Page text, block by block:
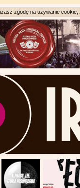
zgodę na używanie